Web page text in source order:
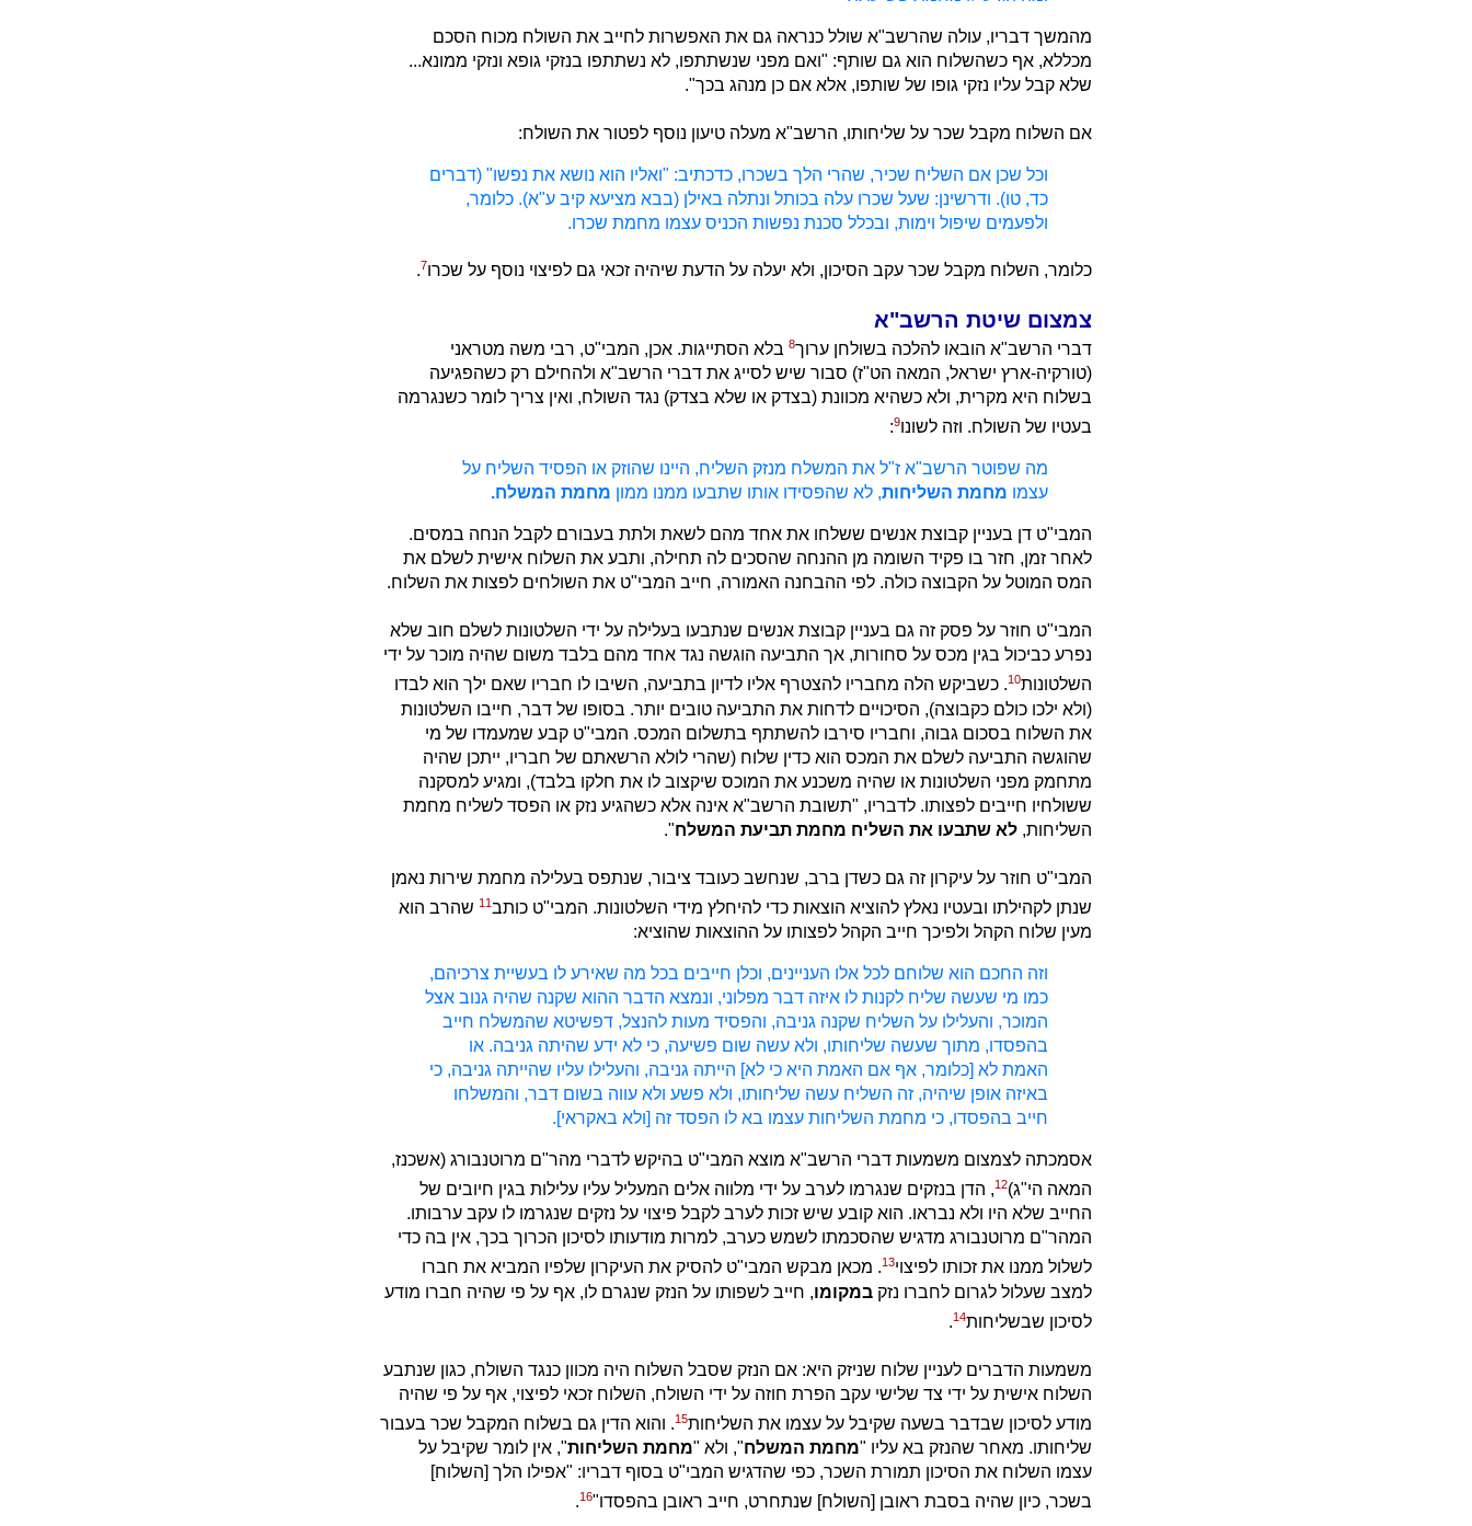
מהמשך דבריו, עולה שהרשב"א שולל כנראה גם את האפשרות לחייב את השולח מכוח הסכם
מכללא, אף כשהשלוח הוא גם שותף: "ואם מפני שנשתתפו, לא נשתתפו בנזקי גופא ונזקי ממונא...
שלא קבל עליו נזקי גופו של שותפו, אלא אם כן מנהג בכך".
אם השלוח מקבל שכר על שליחותו, הרשב"א מעלה טיעון נוסף לפטור את השולח:
וכל שכן אם השליח שכיר, שהרי הלך בשכרו, כדכתיב: "ואליו הוא נושא את נפשו" (דברים
כד, טו). ודרשינן: שעל שכרו עלה בכותל ונתלה באילן (בבא מציעא קיב ע"א). כלומר,
ולפעמים שיפול וימות, ובכלל סכנת נפשות הכניס עצמו מחמת שכרו.
כלומר, השלוח מקבל שכר עקב הסיכון, ולא יעלה על הדעת שיהיה זכאי גם לפיצוי נוסף על שכרו7
.
צמצום שיטת הרשב"א
דברי הרשב"א הובאו להלכה בשולחן ערוך8 בלא הסתייגות. אכן, המבי"ט, רבי משה מטראני
(טורקיה-ארץ ישראל, המאה הט"ז) סבור שיש לסייג את דברי הרשב"א ולהחילם רק כשהפגיעה
בשלוח היא מקרית, ולא כשהיא מכוונת (בצדק או שלא בצדק) נגד השולח, ואין צריך לומר כשנגרמה
בעטיו של השולח. וזה לשונו9
:
מה שפוטר הרשב"א ז"ל את המשלח מנזק השליח, היינו שהוזק או הפסיד השליח על
עצמו מחמת השליחות, לא שהפסידו אותו שתבעו ממנו ממון מחמת המשלח.
המבי"ט דן בעניין קבוצת אנשים ששלחו את אחד מהם לשאת ולתת בעבורם לקבל הנחה במסים.
לאחר זמן, חזר בו פקיד השומה מן ההנחה שהסכים לה תחילה, ותבע את השלוח אישית לשלם את
המס המוטל על הקבוצה כולה. לפי ההבחנה האמורה, חייב המבי"ט את השולחים לפצות את השלוח.
המבי"ט חוזר על פסק זה גם בעניין קבוצת אנשים שנתבעו בעלילה על ידי השלטונות לשלם חוב שלא
נפרע כביכול בגין מכס על סחורות, אך התביעה הוגשה נגד אחד מהם בלבד משום שהיה מוכר על ידי
השלטונות10. כשביקש הלה מחבריו להצטרף אליו לדיון בתביעה, השיבו לו חבריו שאם ילך הוא לבדו
(ולא ילכו כולם כקבוצה), הסיכויים לדחות את התביעה טובים יותר. בסופו של דבר, חייבו השלטונות
את השלוח בסכום גבוה, וחבריו סירבו להשתתף בתשלום המכס. המבי"ט קבע שמעמדו של מי
שהוגשה התביעה לשלם את המכס הוא כדין שלוח (שהרי לולא הרשאתם של חבריו, ייתכן שהיה
מתחמק מפני השלטונות או שהיה משכנע את המוכס שיקצוב לו את חלקו בלבד), ומגיע למסקנה
ששולחיו חייבים לפצותו. לדבריו, "תשובת הרשב"א אינה אלא כשהגיע נזק או הפסד לשליח מחמת
השליחות, לא שתבעו את השליח מחמת תביעת המשלח".
המבי"ט חוזר על עיקרון זה גם כשדן ברב, שנחשב כעובד ציבור, שנתפס בעלילה מחמת שירות נאמן
שנתן לקהילתו ובעטיו נאלץ להוציא הוצאות כדי להיחלץ מידי השלטונות. המבי"ט כותב11 שהרב הוא
מעין שלוח הקהל ולפיכך חייב הקהל לפצותו על ההוצאות שהוציא:
וזה החכם הוא שלוחם לכל אלו העניינים, וכלן חייבים בכל מה שאירע לו בעשיית צרכיהם,
כמו מי שעשה שליח לקנות לו איזה דבר מפלוני, ונמצא הדבר ההוא שקנה שהיה גנוב אצל
המוכר, והעלילו על השליח שקנה גניבה, והפסיד מעות להנצל, דפשיטא שהמשלח חייב
בהפסדו, מתוך שעשה שליחותו, ולא עשה שום פשיעה, כי לא ידע שהיתה גניבה. או
האמת לא [כלומר, אף אם האמת היא כי לא] הייתה גניבה, והעלילו עליו שהייתה גניבה, כי
באיזה אופן שיהיה, זה השליח עשה שליחותו, ולא פשע ולא עווה בשום דבר, והמשלחו
חייב בהפסדו, כי מחמת השליחות עצמו בא לו הפסד זה [ולא באקראי].
אסמכתה לצמצום משמעות דברי הרשב"א מוצא המבי"ט בהיקש לדברי מהר"ם מרוטנבורג (אשכנז,
המאה הי"ג)12, הדן בנזקים שנגרמו לערב על ידי מלווה אלים המעליל עליו עלילות בגין חיובים של
החייב שלא היו ולא נבראו. הוא קובע שיש זכות לערב לקבל פיצוי על נזקים שנגרמו לו עקב ערבותו.
המהר"ם מרוטנבורג מדגיש שהסכמתו לשמש כערב, למרות מודעותו לסיכון הכרוך בכך, אין בה כדי
לשלול ממנו את זכותו לפיצוי13. מכאן מבקש המבי"ט להסיק את העיקרון שלפיו המביא את חברו
למצב שעלול לגרום לחברו נזק במקומו, חייב לשפותו על הנזק שנגרם לו, אף על פי שהיה חברו מודע
לסיכון שבשליחות14
.
משמעות הדברים לעניין שלוח שניזק היא: אם הנזק שסבל השלוח היה מכוון כנגד השולח, כגון שנתבע
השלוח אישית על ידי צד שלישי עקב הפרת חוזה על ידי השולח, השלוח זכאי לפיצוי, אף על פי שהיה
מודע לסיכון שבדבר בשעה שקיבל על עצמו את השליחות15. והוא הדין גם בשלוח המקבל שכר בעבור
שליחותו. מאחר שהנזק בא עליו "מחמת המשלח", ולא "מחמת השליחות", אין לומר שקיבל על
עצמו השלוח את הסיכון תמורת השכר, כפי שהדגיש המבי"ט בסוף דבריו: "אפילו הלך [השלוח]
בשכר, כיון שהיה בסבת ראובן [השולח] שנתחרט, חייב ראובן בהפסדו"16
.